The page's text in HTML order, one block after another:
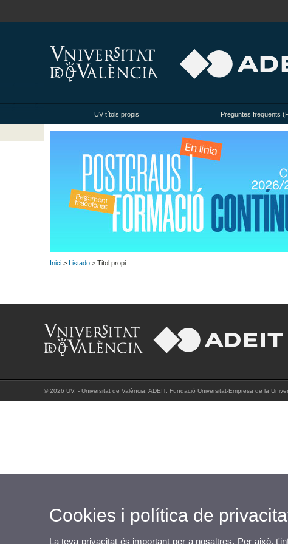
UV títols propis Preguntes freqüents
Inici > Listado > Titol propi
© 2026 UV. - Universitat de València. ADEIT, Fundació Universitat-Empresa de la
Cookies i política de
La teva privacitat és important per a nosaltres. Per això,